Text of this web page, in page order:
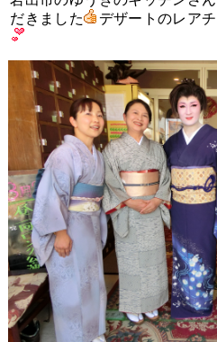
だきました
デザートのレア